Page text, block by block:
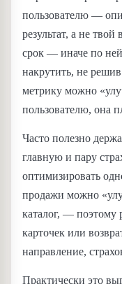
пользователю —
результат, а не
срок — иначе по
накрутить, не
метрику можно
пользователю, она
Часто полезно
главную и пару
оптимизировать
продажи можно
каталог, — поэтому
карточек или
направление,
Практически это